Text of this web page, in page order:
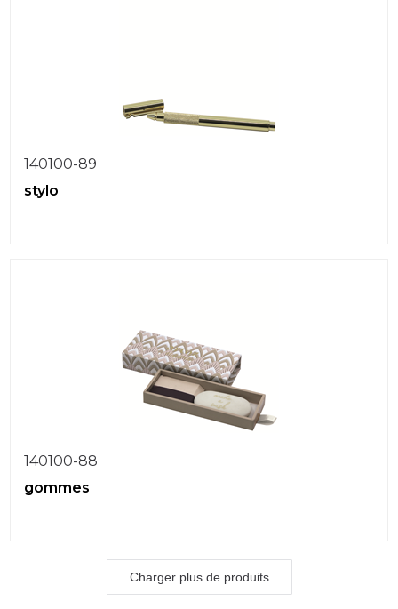
140100-89
stylo
140100-88
gommes
Charger plus de produits